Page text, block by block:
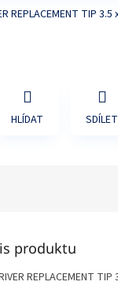
REPLACEMENT TIP 3.5
HLÍDAT SDÍLET
produktu
REPLACEMENT